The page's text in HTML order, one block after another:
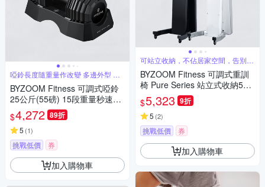
啞鈴長度隨重量作改變 多邊外型 多
變訓練
BYZOOM Fitness 可調式啞鈴
25公斤(55磅) 15段重量秒速調
整組 多邊形啞鈴
$4,272 89折
5 (1)
挑戰低價 券
加入購物車
可站立收納，不佔居家空間，告別傳
統健身椅
BYZOOM Fitness 可調式重訓
椅 Pure Series 站立式收納5段
調整健身椅
$5,323 9折
5 (2)
挑戰低價 券
加入購物車